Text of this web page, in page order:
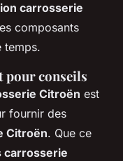
carrosserie
composants
temps.
pour conseils
Citroën est
fournir des
Citroën. Que ce
carrosserie